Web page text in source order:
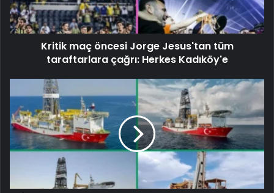
Kritik maç öncesi Jorge Jesus'tan tüm
taraftarlara çağrı: Herkes Kadıköy'e